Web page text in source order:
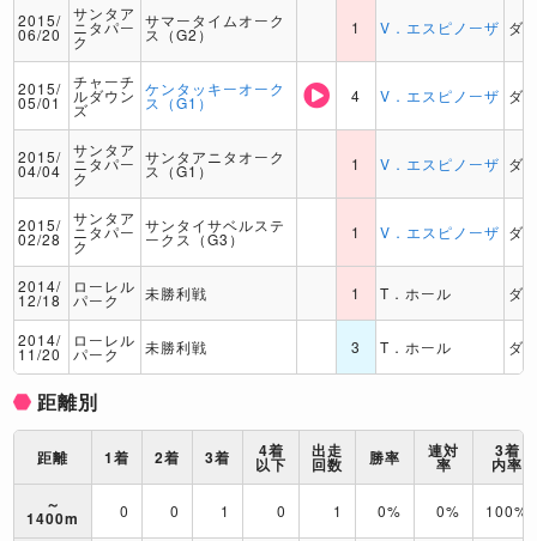
2015/
06/20
サンタア
ニタパー
ク
サマータイムオーク
ス（G2） 1 V．エスピノーザ ダ
2015/
05/01
チャーチ
ルダウン
ズ
ケンタッキーオーク
ス（G1） 4 V．エスピノーザ ダ
2015/
04/04
サンタア
ニタパー
ク
サンタアニタオーク
ス（G1） 1 V．エスピノーザ ダ
2015/
02/28
サンタア
ニタパー
ク
サンタイサベルステ
ークス（G3） 1 V．エスピノーザ ダ
2014/
12/18
ローレル
パーク 未勝利戦 1 T．ホール ダ
2014/
11/20
ローレル
パーク 未勝利戦 3 T．ホール ダ
距離別
距離 1着 2着 3着 4着
以下
出走
回数 勝率 連対
率
3着
内率
～
1400m 0 0 1 0 1 0% 0% 100%